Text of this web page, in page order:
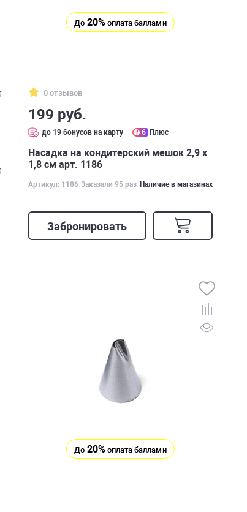
До 20% оплата баллами
0 отзывов
199 руб.
до 19 бонусов на карту 6 Плюс
Насадка на кондитерский мешок 2,9 х
1,8 см арт. 1186
Артикул: 1186 Заказали 95 раз Наличие в магазинах
Забронировать
До 20% оплата баллами